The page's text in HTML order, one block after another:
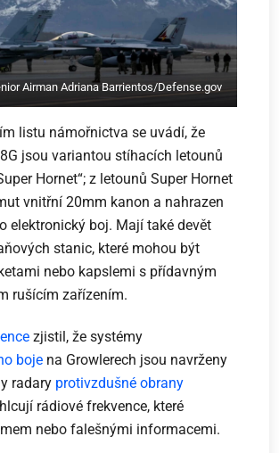
Airman Adriana Barrientos/Defense.gov
listu námořnictva se uvádí, že
jsou variantou stíhacích letounů
Hornet“; z letounů Super Hornet
vnitřní 20mm kanon a nahrazen
elektronický boj. Mají také devět
stanic, které mohou být
nebo kapslemi s přídavným
rušícím zařízením.
zjistil, že systémy
boje na Growlerech jsou navrženy
radary protivzdušné obrany
rádiové frekvence, které
nebo falešnými informacemi.